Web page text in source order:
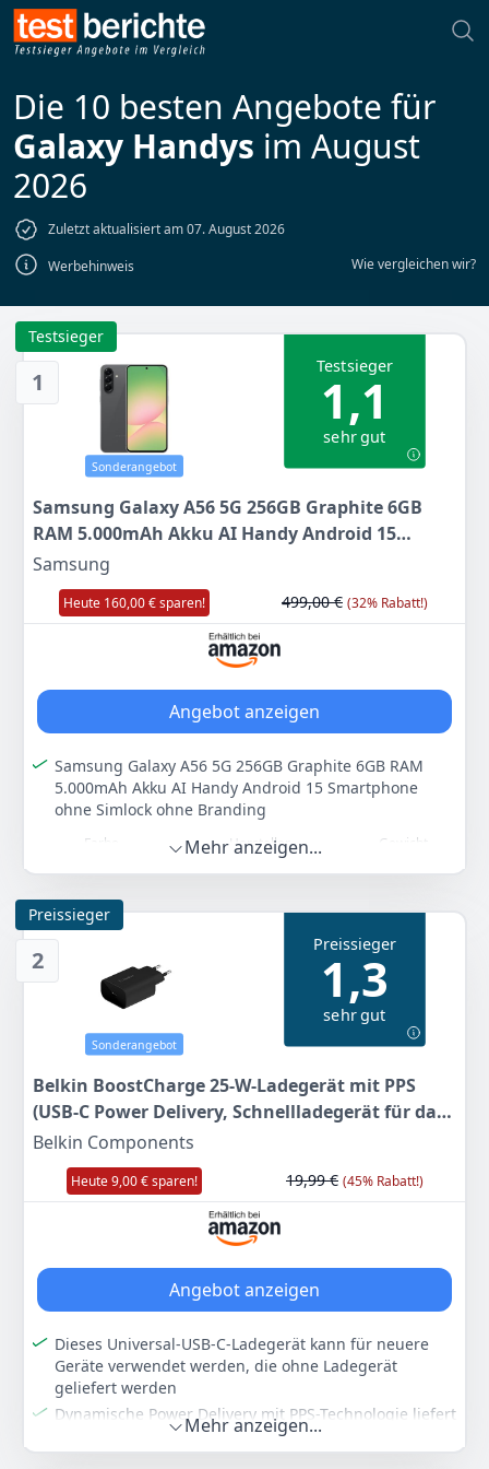
Die 10 besten Angebote für
Galaxy Handys im August
2026
Zuletzt aktualisiert am 07. August 2026
Werbehinweis
Wie vergleichen wir?
1
Testsieger
Sonderangebot
Testsieger
1,1
sehr gut
Samsung Galaxy A56 5G 256GB Graphite 6GB
RAM 5.000mAh Akku AI Handy Android 15
Smartphone ohne Simlock ohne Branding
Samsung
Heute 160,00 € sparen! 499,00 € (32% Rabatt!)
Angebot anzeigen
Samsung Galaxy A56 5G 256GB Graphite 6GB RAM
5.000mAh Akku AI Handy Android 15 Smartphone
ohne Simlock ohne Branding
Farbe Hersteller Gewicht
33900 €
Mehr anzeigen...
2
Preissieger
Sonderangebot
Preissieger
1,3
sehr gut
Belkin BoostCharge 25-W-Ladegerät mit PPS
(USB-C Power Delivery, Schnellladegerät für das
iPhone, Samsung, Galaxy Tab, iPad und andere
Geräte)
Belkin Components
Heute 9,00 € sparen! 19,99 € (45% Rabatt!)
Angebot anzeigen
Dieses Universal-USB-C-Ladegerät kann für neuere
Geräte verwendet werden, die ohne Ladegerät
geliefert werden
Dynamische Power Delivery mit PPS-Technologie liefert
bis zu 25 W für Smartphones von Herstellern wie
Samsung und 20 W für das iPhone
Mehr anzeigen...